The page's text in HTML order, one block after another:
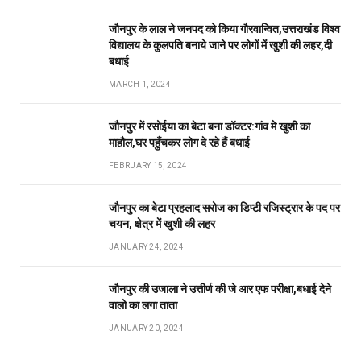
जौनपुर के लाल ने जनपद को किया गौरवान्वित,उत्तराखंड विश्व
विद्यालय के कुलपति बनाये जाने पर लोगों में खुशी की लहर,दी
बधाई
MARCH 1, 2024
जौनपुर में रसोईया का बेटा बना डॉक्टर:गांव मे खुशी का
माहौल,घर पहुँचकर लोग दे रहे हैं बधाई
FEBRUARY 15, 2024
जौनपुर का बेटा प्रहलाद सरोज का डिप्टी रजिस्ट्रार के पद पर
चयन, क्षेत्र में खुशी की लहर
JANUARY 24, 2024
जौनपुर की उजाला ने उत्तीर्ण की जे आर एफ परीक्षा,बधाई देने
वालो का लगा ताता
JANUARY 20, 2024